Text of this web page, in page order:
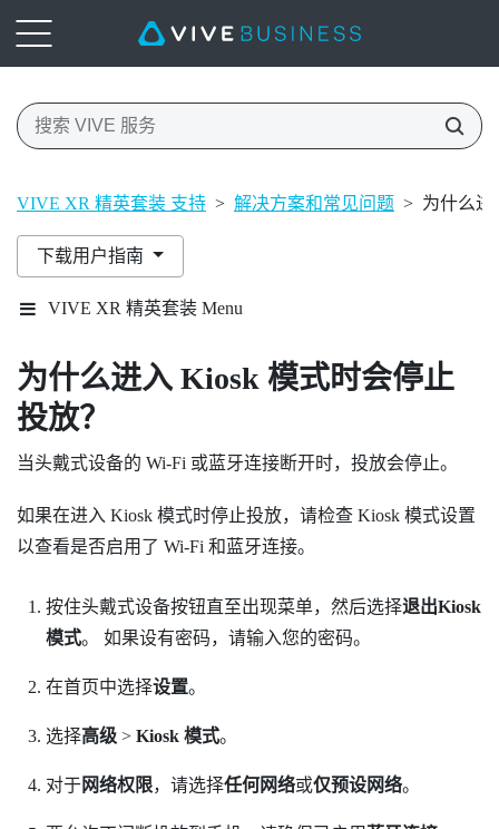
VIVE XR 精英套装 支持 > 解决方案和常见问题 > 为什么进
下载用户指南
VIVE XR 精英套装 Menu
为什么进入 Kiosk 模式时会停止
投放？
当头戴式设备的 Wi‍-Fi 或蓝牙连接断开时，投放会停止。
如果在进入 Kiosk 模式时停止投放，请检查 Kiosk 模式设置
以查看是否启用了 Wi‍-Fi 和 蓝牙连接。
按住头戴式设备按钮直至出现菜单，然后选择退出Kiosk
模式。 如果设有密码，请输入您的密码。
在首页中选择设置。
选择高级> Kiosk 模式。
对于网络权限，请选择任何网络或仅预设网络。